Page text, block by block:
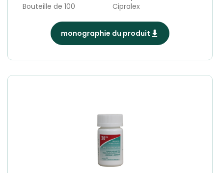
Bouteille de 100 Cipralex
monographie du produit